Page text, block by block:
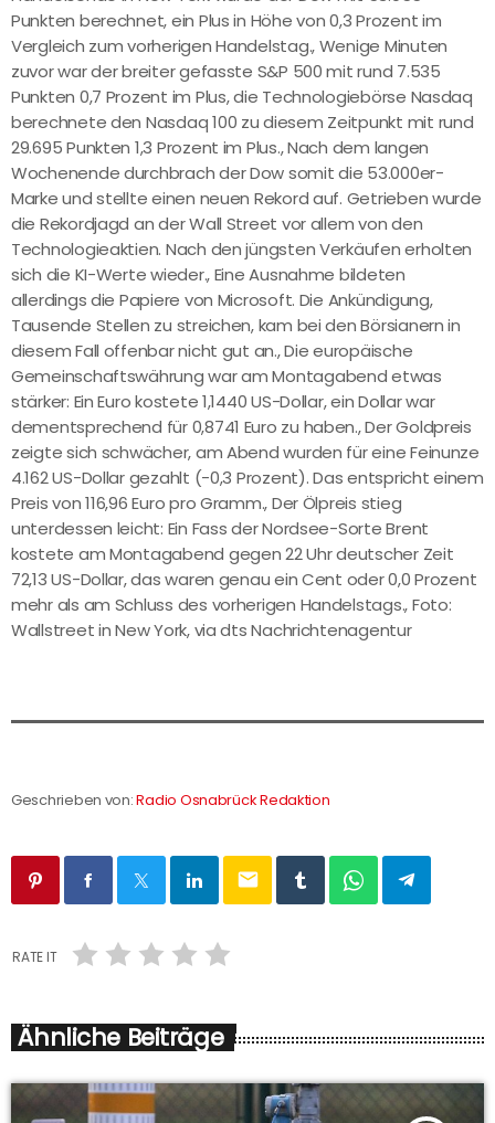
Punkten berechnet, ein Plus in Höhe von 0,3 Prozent im
Vergleich zum vorherigen Handelstag., Wenige Minuten
zuvor war der breiter gefasste S&P 500 mit rund 7.535
Punkten 0,7 Prozent im Plus, die Technologiebörse Nasdaq
berechnete den Nasdaq 100 zu diesem Zeitpunkt mit rund
29.695 Punkten 1,3 Prozent im Plus., Nach dem langen
Wochenende durchbrach der Dow somit die 53.000er-
Marke und stellte einen neuen Rekord auf. Getrieben wurde
die Rekordjagd an der Wall Street vor allem von den
Technologieaktien. Nach den jüngsten Verkäufen erholten
sich die KI-Werte wieder., Eine Ausnahme bildeten
allerdings die Papiere von Microsoft. Die Ankündigung,
Tausende Stellen zu streichen, kam bei den Börsianern in
diesem Fall offenbar nicht gut an., Die europäische
Gemeinschaftswährung war am Montagabend etwas
stärker: Ein Euro kostete 1,1440 US-Dollar, ein Dollar war
dementsprechend für 0,8741 Euro zu haben., Der Goldpreis
zeigte sich schwächer, am Abend wurden für eine Feinunze
4.162 US-Dollar gezahlt (-0,3 Prozent). Das entspricht einem
Preis von 116,96 Euro pro Gramm., Der Ölpreis stieg
unterdessen leicht: Ein Fass der Nordsee-Sorte Brent
kostete am Montagabend gegen 22 Uhr deutscher Zeit
72,13 US-Dollar, das waren genau ein Cent oder 0,0 Prozent
mehr als am Schluss des vorherigen Handelstags., Foto:
Wallstreet in New York, via dts Nachrichtenagentur
Geschrieben von:Radio Osnabrück Redaktion
email
RATE IT
Ähnliche Beiträge